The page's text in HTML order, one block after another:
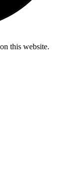
this website.